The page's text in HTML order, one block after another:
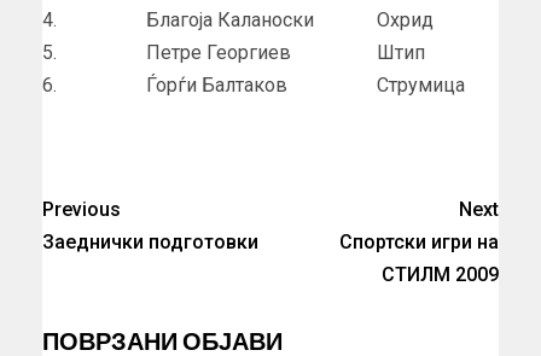
4.
Благоја Каланоски
Охрид
5.
Петре Георгиев
Штип
6.
Ѓорѓи Балтаков Струмица
Previous
Заеднички подготовки
Next
Спортски игри на
СТИЛМ 2009
ПОВРЗАНИ ОБЈАВИ